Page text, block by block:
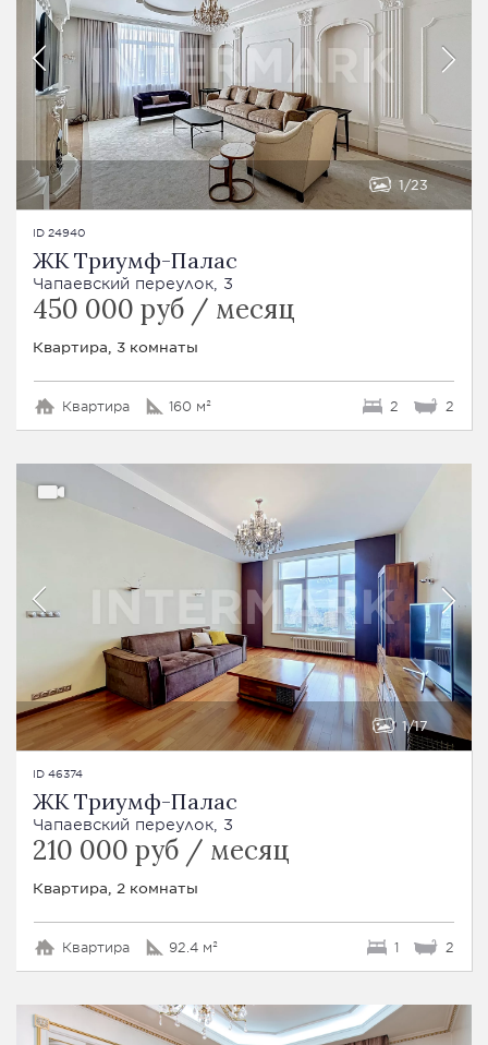
1 23
ID 24940
ЖК Триумф-Палас
Чапаевский переулок, 3
450 000 руб / месяц
Квартира, 3 комнаты
Квартира 160 м² 2 2
1 17
ID 46374
ЖК Триумф-Палас
Чапаевский переулок, 3
210 000 руб / месяц
Квартира, 2 комнаты
Квартира 92.4 м² 1 2